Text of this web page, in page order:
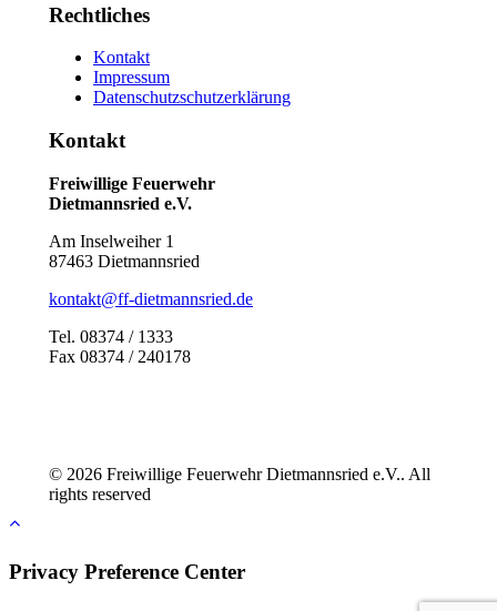
Rechtliches
Kontakt
Impressum
Datenschutzschutzerklärung
Kontakt
Freiwillige Feuerwehr
Dietmannsried e.V.
Am Inselweiher 1
87463 Dietmannsried
kontakt@ff-dietmannsried.de
Tel. 08374 / 1333
Fax 08374 / 240178
© 2026 Freiwillige Feuerwehr Dietmannsried e.V.. All
rights reserved
Privacy Preference Center